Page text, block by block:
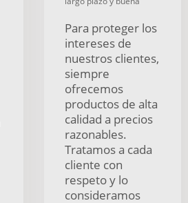
Para proteger los
intereses de
nuestros clientes,
siempre
ofrecemos
productos de alta
calidad a precios
razonables.
Tratamos a cada
cliente con
respeto y lo
consideramos